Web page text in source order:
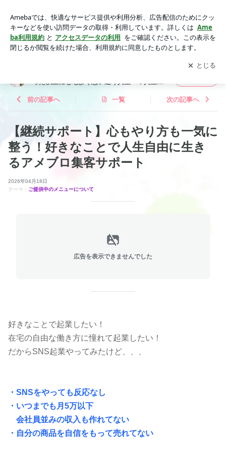
潜在意識内観術で卒業♡思った以上に心地よく思い通り人生へ
♡人生リセットの法則
アプリをダウンロードして ブログの更新通知
を受け取りまし
ょう。
開く
った以上に心地よく思い通り人生へ♡人生リ
前の記事へ 一覧 次の記事へ
【継続サポート】心もやり方も一気に
整う！好きなことで人生自由に生き
るアメブロ集客サポート
2026年04月18日
テーマ： ご提供中のメニューについて
広告を表示できませんでした
好きなことで起業したい！
在宅の自由な働き方に憧れて起業したい！
だからSNS起業やってみたけど、、、
・SNSをやっても反応なし
・いつまでも月5万以下
会社員並みの収入も作れてない
・自分の商品を自信をもって売れてない